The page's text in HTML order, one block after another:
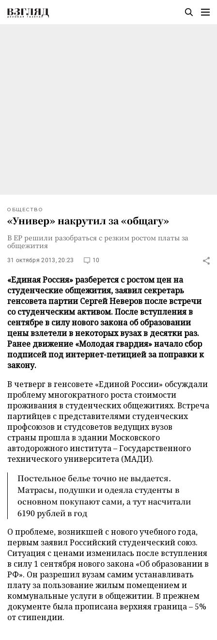
ОБЩЕСТВО
«Универ» накрутил за «общагу»
В ЕР решили разобраться с резким ростом платы за
общежития
31 октября 2013, 20:23 10
«Единая Россия» разберется с ростом цен на
студенческие общежития, заявил секретарь
генсовета партии Сергей Неверов после встречи
со студенческим активом. После вступления в
сентябре в силу нового закона об образовании
цены взлетели в некоторых вузах в десятки раз.
Ранее движение «Молодая гвардия» начало сбор
подписей под интернет-петицией за поправки к
закону.
В четверг в генсовете «Единой России» обсуждали
проблему многократного роста стоимости
проживания в студенческих общежитиях. Встреча
партийцев с представителями студенческих
профсоюзов и студсоветов ведущих вузов
страны прошла в здании Московского
автодорожного института – Государственного
технического университета (МАДИ).
Постельное белье точно не выдается.
Матрасы, подушки и одеяла студенты в
основном покупают сами, а тут насчитали
6190 рублей в год
О проблеме, возникшей с нового учебного года,
первым заявил Российский студенческий союз.
Ситуация с ценами изменилась после вступления
в силу 1 сентября нового закона «Об образовании в
РФ». Он разрешил вузам самим устанавливать
плату за пользование жилым помещением и
коммунальные услуги в общежитии. В прежнем
документе была прописана верхняя граница – 5%
от стипендии.